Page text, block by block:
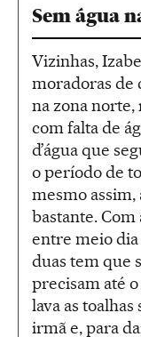
Sem água
Vizinhas,
moradoras de
na zona
com falta de
d’água que
o período de
mesmo
bastante.
entre meio dia
duas tem que
precisam até
lava as toalhas
irmã e, para